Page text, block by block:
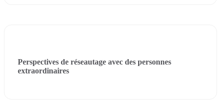
Perspectives de réseautage avec des personnes
extraordinaires